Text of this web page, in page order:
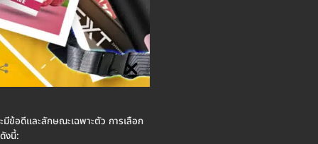
ข้อดีและลักษณะเฉพาะตัว การเลือก
งนี้: